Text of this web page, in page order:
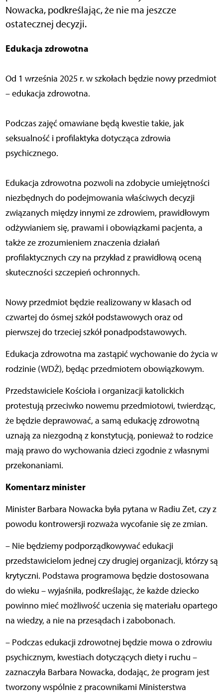
Nowacka, podkreślając, że nie ma jeszcze
ostatecznej decyzji.
Edukacja zdrowotna
Od 1 września 2025 r. w szkołach będzie nowy przedmiot
– edukacja zdrowotna.
Podczas zajęć omawiane będą kwestie takie, jak
seksualność i profilaktyka dotycząca zdrowia
psychicznego.
Edukacja zdrowotna pozwoli na zdobycie umiejętności
niezbędnych do podejmowania właściwych decyzji
związanych między innymi ze zdrowiem, prawidłowym
odżywianiem się, prawami i obowiązkami pacjenta, a
także ze zrozumieniem znaczenia działań
profilaktycznych czy na przykład z prawidłową oceną
skuteczności szczepień ochronnych.
Nowy przedmiot będzie realizowany w klasach od
czwartej do ósmej szkół podstawowych oraz od
pierwszej do trzeciej szkół ponadpodstawowych.
Edukacja zdrowotna ma zastąpić wychowanie do życia w
rodzinie (WDŻ), będąc przedmiotem obowiązkowym.
Przedstawiciele Kościoła i organizacji katolickich
protestują przeciwko nowemu przedmiotowi, twierdząc,
że będzie deprawować, a samą edukację zdrowotną
uznają za niezgodną z konstytucją, ponieważ to rodzice
mają prawo do wychowania dzieci zgodnie z własnymi
przekonaniami.
Komentarz minister
Minister Barbara Nowacka była pytana w Radiu Zet, czy z
powodu kontrowersji rozważa wycofanie się ze zmian.
– Nie będziemy podporządkowywać edukacji
przedstawicielom jednej czy drugiej organizacji, którzy są
krytyczni. Podstawa programowa będzie dostosowana
do wieku – wyjaśniła, podkreślając, że każde dziecko
powinno mieć możliwość uczenia się materiału opartego
na wiedzy, a nie na przesądach i zabobonach.
– Podczas edukacji zdrowotnej będzie mowa o zdrowiu
psychicznym, kwestiach dotyczących diety i ruchu –
zaznaczyła Barbara Nowacka, dodając, że program jest
tworzony wspólnie z pracownikami Ministerstwa